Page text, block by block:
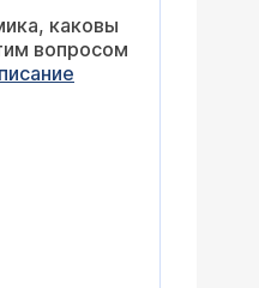
каковы
вопросом